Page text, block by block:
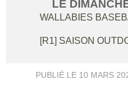
LE
WALLABIES
[R1] SAISON
PUBLIÉ LE 10 MARS